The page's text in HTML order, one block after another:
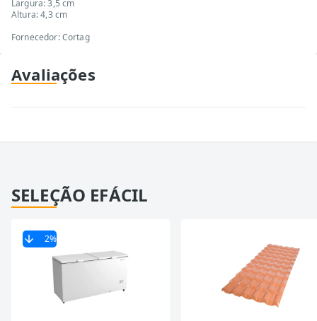
Largura: 3,5 cm
Altura: 4,3 cm
Fornecedor: Cortag
Avaliações
SELEÇÃO EFÁCIL
2%